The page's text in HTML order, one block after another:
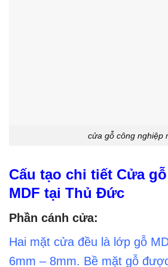
cửa gỗ công nghiệp
Cấu tạo chi tiết Cửa
MDF tại Thủ Đức
Phần cánh cửa:
Hai mặt cửa đều là lớp gỗ
6mm – 8mm. Bề mặt gỗ